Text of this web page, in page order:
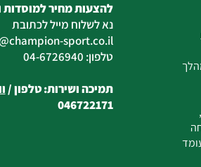
להצעות מחיר למוסדות
נא לשלוח מייל לכתובת
sport.co.il
טלפון: 04-6726940
תמיכה ושירות: טלפון /
046722171